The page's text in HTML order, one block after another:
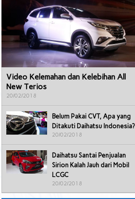
Video Kelemahan dan Kelebihan All
New Terios
20/02/2018
Belum Pakai CVT, Apa yang
Ditakuti Daihatsu Indonesia?
20/02/2018
Daihatsu Santai Penjualan
Sirion Kalah Jauh dari Mobil
LCGC
20/02/2018